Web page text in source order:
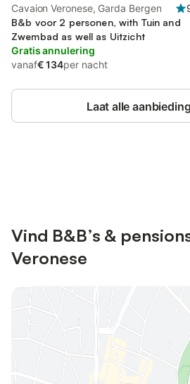
Cavaion Veronese, Garda Bergen
B&b voor 2 personen, with Tuin and
Zwembad as well as Uitzicht
Gratis annulering
vanaf€ 134per nacht
Laat alle
Vind B&B’s &
Veronese